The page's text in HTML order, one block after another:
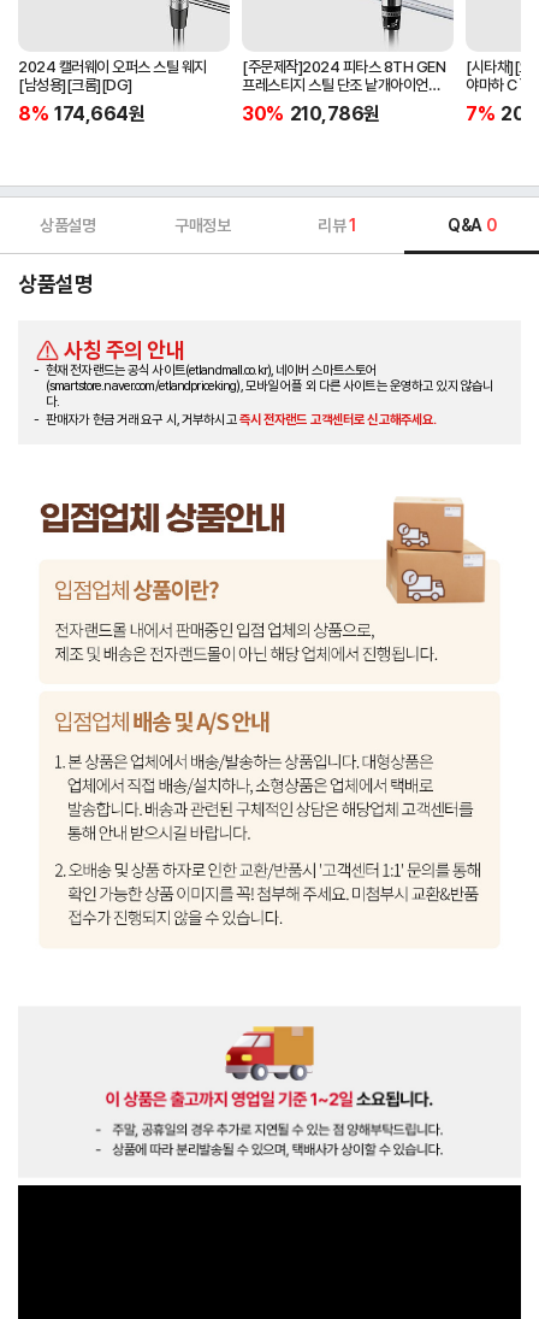
2024 캘러웨이 오퍼스 스틸 웨지
[남성용][크롬][DG]
8% 174,664원
[주문제작]2024 피타스 8TH GEN
프레스티지 스틸 단조 낱개아이언
[남성용][4번][NSPRO950GH
NEO]
30% 210,786원
[시타채][오
야마하 C`s
[여성용][화
ORIGINAL]
7%
상품설명 구매정보 리뷰1 Q&A 0
상품설명
사칭 주의 안내
현재 전자랜드는 공식 사이트(etlandmall.co.kr), 네이버 스마트스토어
(smartstore.naver.com/etlandpriceking), 모바일 어플 외 다른 사이트는 운영하고 있지 않습니
다.
판매자가 현금 거래 요구 시, 거부하시고즉시 전자랜드 고객센터로 신고해주세요.